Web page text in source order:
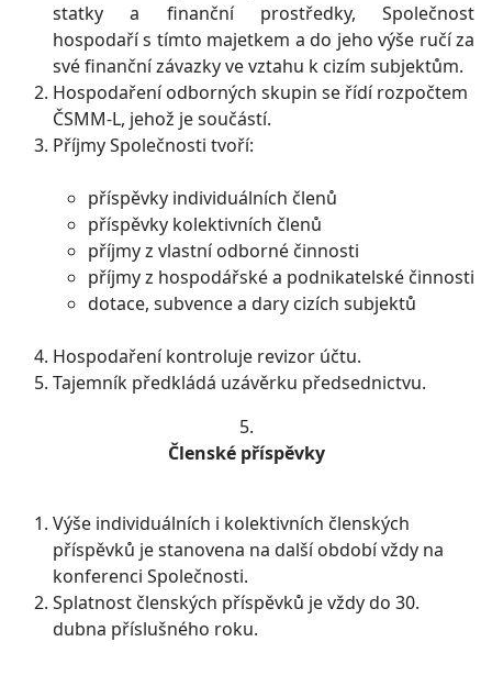
statky a finanční prostředky, Společnost
hospodaří s tímto majetkem a do jeho výše ručí za
své finanční závazky ve vztahu k cizím subjektům.
Hospodaření odborných skupin se řídí rozpočtem
ČSMM-L, jehož je součástí.
Příjmy Společnosti tvoří:
příspěvky individuálních členů
příspěvky kolektivních členů
příjmy z vlastní odborné činnosti
příjmy z hospodářské a podnikatelské činnosti
dotace, subvence a dary cizích subjektů
Hospodaření kontroluje revizor účtu.
Tajemník předkládá uzávěrku předsednictvu.
5.
Členské příspěvky
Výše individuálních i kolektivních členských
příspěvků je stanovena na další období vždy na
konferenci Společnosti.
Splatnost členských příspěvků je vždy do 30.
dubna příslušného roku.